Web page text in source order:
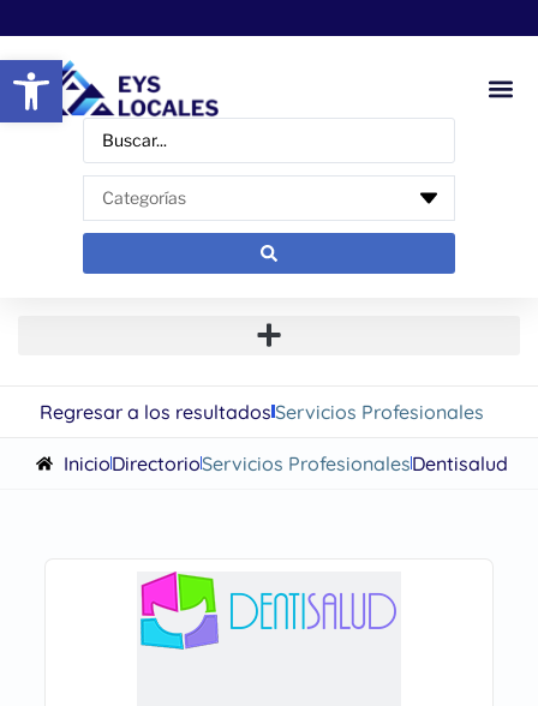
Abrir barra de herramientas
Regresar a los resultadosServicios Profesionales
InicioDirectorioServicios ProfesionalesDentisalud